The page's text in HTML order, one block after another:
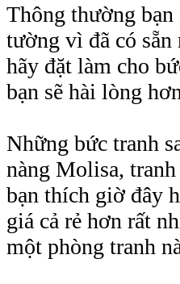
Thông thường
tường vì đã có sẵn
hãy đặt làm cho
bạn sẽ hài lòng
Những bức tranh
nàng Molisa,
bạn thích giờ đây
giá cả rẻ hơn rất
một phòng tranh